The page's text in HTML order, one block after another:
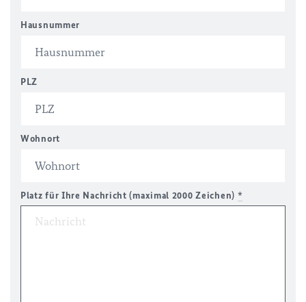
Hausnummer
PLZ
Wohnort
Platz für Ihre Nachricht (maximal 2000 Zeichen) *